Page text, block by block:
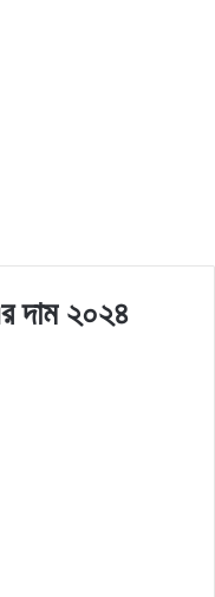
দাম ২০২৪